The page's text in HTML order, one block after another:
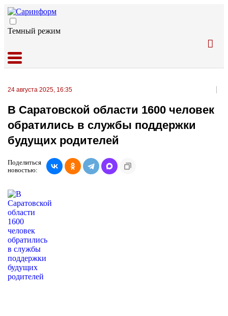
Темный режим
24 августа 2025, 16:35
В Саратовской области 1600 человек
обратились в службы поддержки
будущих родителей
Поделиться
новостью: